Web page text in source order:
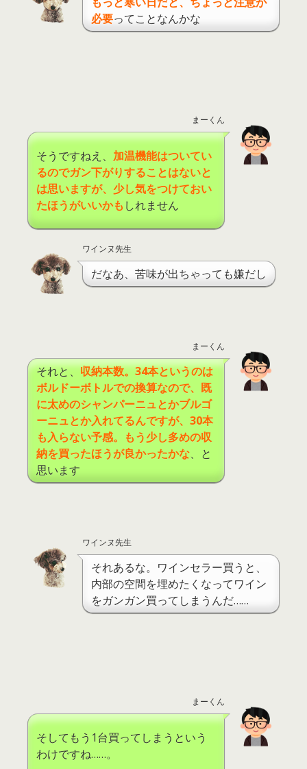
必要ってことなんかな
まーくん
そうですねえ、 加温機能はついてい
るのでガン下がりすることはないと
は思いますが、少し気をつけておい
たほうがいいかも しれません
ワインヌ先生
だなあ、苦味が出ちゃっても嫌だし
まーくん
それと、収納本数。34本というのは
ボルドーボトルでの換算なので、既
に太めのシャンパーニュとかブルゴ
ーニュとか入れてるんですが、 30本
も入らない予感。もう少し多めの収
納を買ったほうが良かったかな、と
思います
ワインヌ先生
それあるな。ワインセラー買うと、
内部の空間を埋めたくなってワイン
をガンガン買ってしまうんだ……
まーくん
そしてもう1台買ってしまうという
わけですね……。